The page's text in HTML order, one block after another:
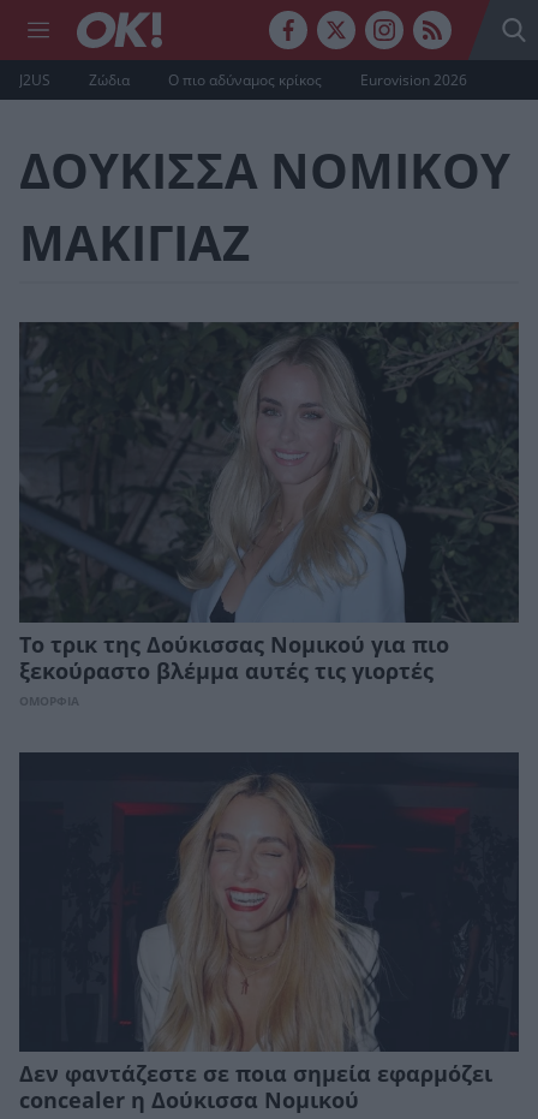
J2US Ζώδια Ο πιο αδύναμος κρίκος Eurovision 2026
ΔΟΥΚΙΣΣΑ ΝΟΜΙΚΟΥ
ΜΑΚΙΓΙΑΖ
Το τρικ της Δούκισσας Νομικού για πιο
ξεκούραστο βλέμμα αυτές τις γιορτές
ΟΜΟΡΦΙΑ
Δεν φαντάζεστε σε ποια σημεία εφαρμόζει
concealer η Δούκισσα Νομικού